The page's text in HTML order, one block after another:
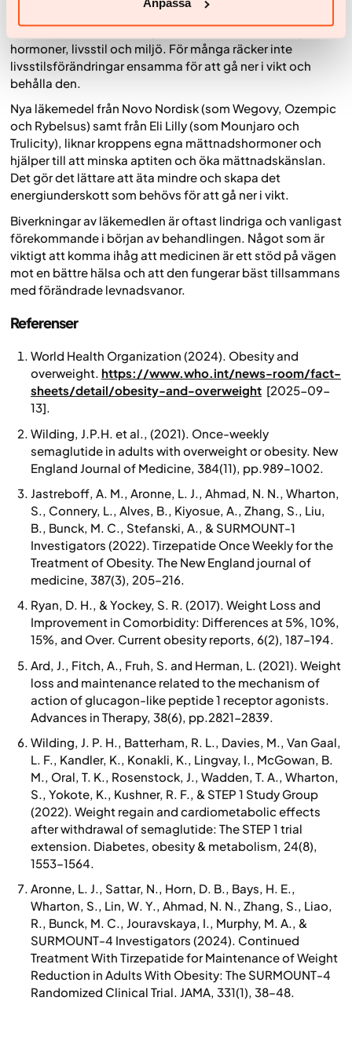
Anpassa
Obesitas är en komplex sjukdom som påverkas av gener,
hormoner, livsstil och miljö. För många räcker inte
livsstilsförändringar ensamma för att gå ner i vikt och
behålla den.
Nya läkemedel från Novo Nordisk (som Wegovy, Ozempic
och Rybelsus) samt från Eli Lilly (som Mounjaro och
Trulicity), liknar kroppens egna mättnadshormoner och
hjälper till att minska aptiten och öka mättnadskänslan.
Det gör det lättare att äta mindre och skapa det
energiunderskott som behövs för att gå ner i vikt.
Biverkningar av läkemedlen är oftast lindriga och vanligast
förekommande i början av behandlingen. Något som är
viktigt att komma ihåg att medicinen är ett stöd på vägen
mot en bättre hälsa och att den fungerar bäst tillsammans
med förändrade levnadsvanor.
Referenser
World Health Organization (2024). Obesity and
overweight. https://www.who.int/news-room/fact-
sheets/detail/obesity-and-overweight [2025-09-
13].
Wilding, J.P.H. et al., (2021). Once-weekly
semaglutide in adults with overweight or obesity. New
England Journal of Medicine, 384(11), pp.989–1002.
Jastreboff, A. M., Aronne, L. J., Ahmad, N. N., Wharton,
S., Connery, L., Alves, B., Kiyosue, A., Zhang, S., Liu,
B., Bunck, M. C., Stefanski, A., & SURMOUNT-1
Investigators (2022). Tirzepatide Once Weekly for the
Treatment of Obesity. The New England journal of
medicine, 387(3), 205–216.
Ryan, D. H., & Yockey, S. R. (2017). Weight Loss and
Improvement in Comorbidity: Differences at 5%, 10%,
15%, and Over. Current obesity reports, 6(2), 187–194.
Ard, J., Fitch, A., Fruh, S. and Herman, L. (2021). Weight
loss and maintenance related to the mechanism of
action of glucagon-like peptide 1 receptor agonists.
Advances in Therapy, 38(6), pp.2821-2839.
Wilding, J. P. H., Batterham, R. L., Davies, M., Van Gaal,
L. F., Kandler, K., Konakli, K., Lingvay, I., McGowan, B.
M., Oral, T. K., Rosenstock, J., Wadden, T. A., Wharton,
S., Yokote, K., Kushner, R. F., & STEP 1 Study Group
(2022). Weight regain and cardiometabolic effects
after withdrawal of semaglutide: The STEP 1 trial
extension. Diabetes, obesity & metabolism, 24(8),
1553–1564.
Aronne, L. J., Sattar, N., Horn, D. B., Bays, H. E.,
Wharton, S., Lin, W. Y., Ahmad, N. N., Zhang, S., Liao,
R., Bunck, M. C., Jouravskaya, I., Murphy, M. A., &
SURMOUNT-4 Investigators (2024). Continued
Treatment With Tirzepatide for Maintenance of Weight
Reduction in Adults With Obesity: The SURMOUNT-4
Randomized Clinical Trial. JAMA, 331(1), 38–48.